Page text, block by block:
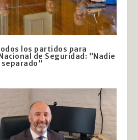
los partidos para
de Seguridad: “Nadie